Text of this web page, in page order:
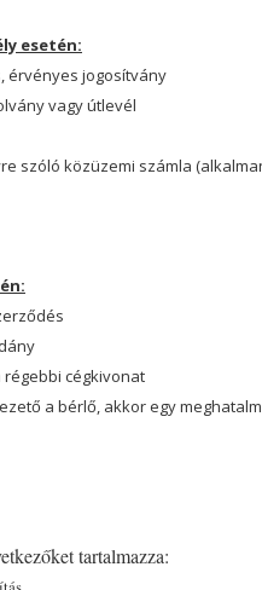
esetén:
érvényes jogosítvány
vagy útlevél
közüzemi számla
cégkivonat
a bérlő, akkor egy
tartalmazza: